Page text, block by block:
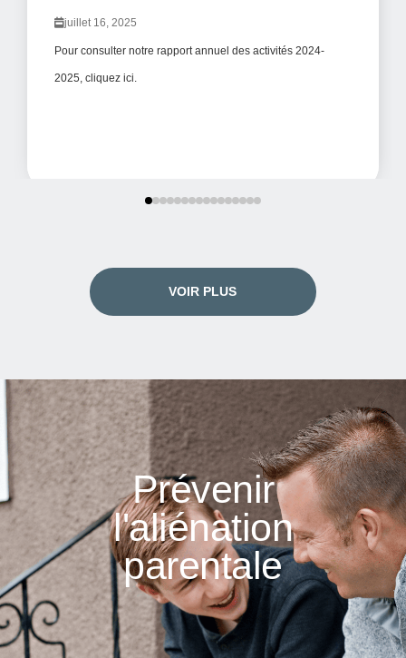
juillet 16, 2025
Pour consulter notre rapport annuel des activités 2024-
2025, cliquez ici.
VOIR PLUS
Prévenir
l'aliénation
parentale